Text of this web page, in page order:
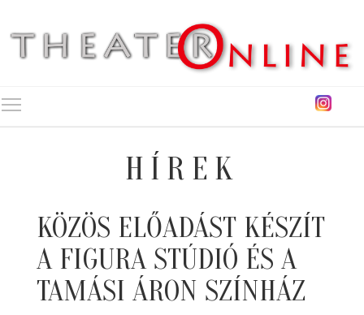
HÍREK
KÖZÖS ELŐADÁST KÉSZÍT
A FIGURA STÚDIÓ ÉS A
TAMÁSI ÁRON SZÍNHÁZ